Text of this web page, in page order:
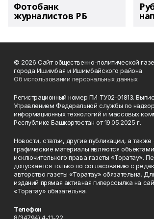
Фотобанк
журналистов РБ
© 2026 Сайт общественно-политической
города Ишимбая и Ишимбайского района
Об использовании персональных данных
Регистрационный номер ПИ ТУ02-01813.
Управлением Федеральной службы по
информационных технологий и массовых
Республике Башкортостан от 19.05.2025 г.
Новости, статьи, другие публикации, а
графические материалы являются
исключительного права газеты «Торатау».
допускается только по согласованию с
авторство газеты «Торатау» обязательна.
изданий прямая активная гиперссылка на
«Торатау» обязательна.
Телефон